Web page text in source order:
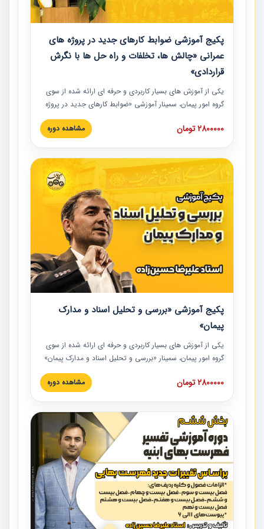
پکیج آموزشی ضوابط کارهای جدید در پروژه های
عمرانی «چالش ها، تخلفات و راه حل ها با نگرش
قراردادی»
یکی از آموزش‏‏‏‏‏‏ های بسیار کاربردی و حرفه‏ ای ارائه شده از سوی
گروه امور پیمان، سمینار آموزشی «ضوابط کارهای جدید در پروژه
های عمرانی» چالش ها، تخلفات و راه حل ها با نگرش قراردادی
است که در محل سندیکای شرکت های ساختمانی کشور ارائه شد.
مدارک پیمان به همراه تجربیات عملی ارائه شده است.
2800000 تومان مشاهده دوره
پکیج آموزشی «بررسی و تحلیل اسناد و مدارک
پیمان»
یکی از آموزش‏‏‏‏‏‏ های بسیار کاربردی و حرفه‏ ای ارائه شده از سوی
گروه امور پیمان، سمینار «بررسی و تحلیل اسناد و مدارک پیمان»
است که در دانشگاه صنعتی شریف ارائه شد. در این آموزش
نکات کلیدی مربوط به اسناد و مدارک پیمان، اولویت بندی اسناد
پیمان به همراه تجربیات عملی در این خصوص ارائه شده است.
2800000 تومان مشاهده دوره